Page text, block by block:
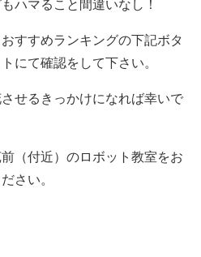
ハマること間違いなし！
すすめランキングの下記ボタ
にて確認をして下さい。
せるきっかけになれば幸いで
（付近）のロボット教室をお
さい。